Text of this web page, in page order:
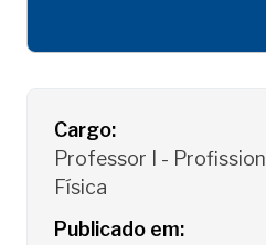
Detalhes do
Cargo:
Professor I -
Física
Publicado em: